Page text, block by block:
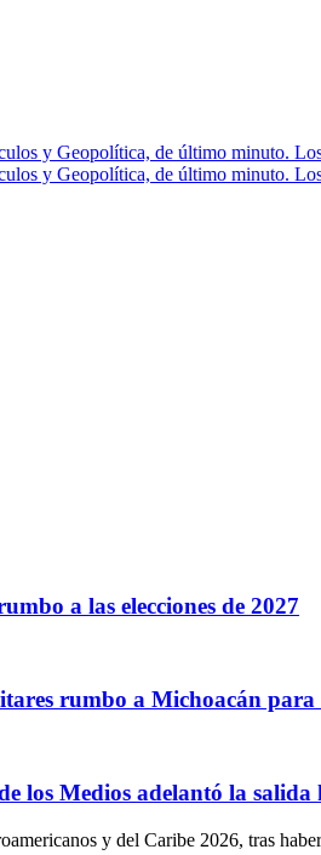
a las elecciones de 2027
rumbo a Michoacán
los Medios adelantó la salida